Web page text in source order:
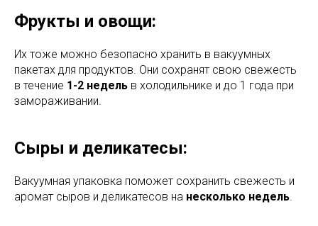
Фрукты и овощи:
Их тоже можно безопасно хранить в вакуумных
пакетах для продуктов. Они сохранят свою свежесть
в течение 1-2 недель в холодильнике и до 1 года при
замораживании.
Сыры и деликатесы:
Вакуумная упаковка поможет сохранить свежесть и
аромат сыров и деликатесов на несколько недель.